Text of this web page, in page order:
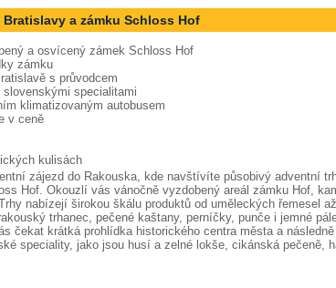
a zámku Schloss Hof
a osvícený zámek Schloss Hof
zámku
s průvodcem
specialitami
klimatizovaným autobusem
v ceně
kulisách
zájezd do Rakouska, kde navštívíte působivý adventní
Hof. Okouzlí vás vánočně vyzdobený areál zámku Hof,
nabízejí širokou škálu produktů od uměleckých řemesel
trhanec, pečené kaštany, perníčky, punče i jemné
čekat krátká prohlídka historického centra města a
speciality, jako jsou husí a zelné lokše, cikánská pečeně,